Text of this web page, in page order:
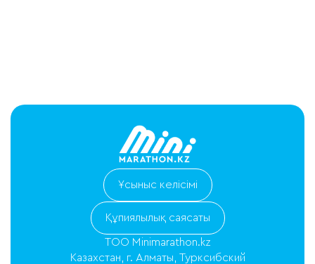
Ұсыныс келісімі
Құпиялылық саясаты
ТОО Minimarathon.kz
Казахстан, г. Алматы, Турксибский